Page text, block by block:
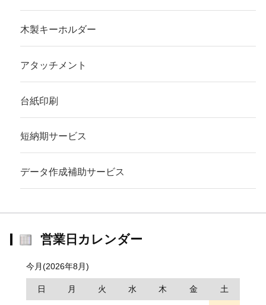
木製キーホルダー
アタッチメント
台紙印刷
短納期サービス
データ作成補助サービス
営業日カレンダー
今月(2026年8月)
日 月 火 水 木 金 土